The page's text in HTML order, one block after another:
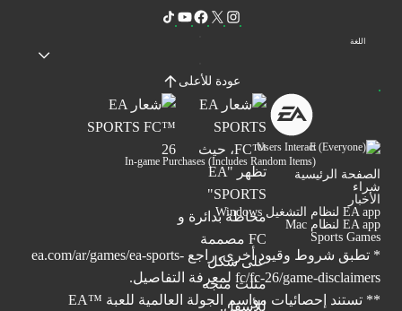
اللغة
عودة للأعلى
Users Interact
In-game Purchases (Includes Random Items)
الصفحة الرئيسية
شراء
الأخبار
EA app لنظام التشغيل Windows
EA app لنظام Mac
Sports Games
* تطبق شروط وقيود أخرى. راجع ea.com/ar/games/ea-sports-
fc/fc-26/game-disclaimers لمعرفة التفاصيل.
** تستند إحصائيات مواسم الجولة العالمية للعبة ™EA